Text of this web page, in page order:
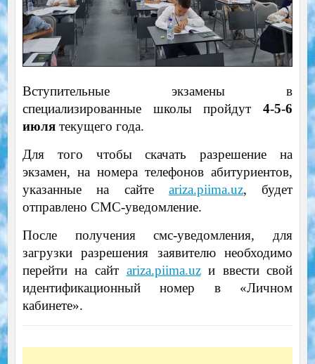
Вступительные экзамены в
специализированные школы пройдут4-5-6
июлятекущего года.
Для того чтобы скачать разрешение на
экзамен, на номера телефонов абитуриентов,
указанные на сайте ariza.piima.uz, будет
отправлено СМС-уведомление.
После получения смс-уведомления, для
загрузки разрешения заявителю необходимо
перейти на сайт ariza.piima.uzи ввести свой
идентификационный номер в «Личном
кабинете».